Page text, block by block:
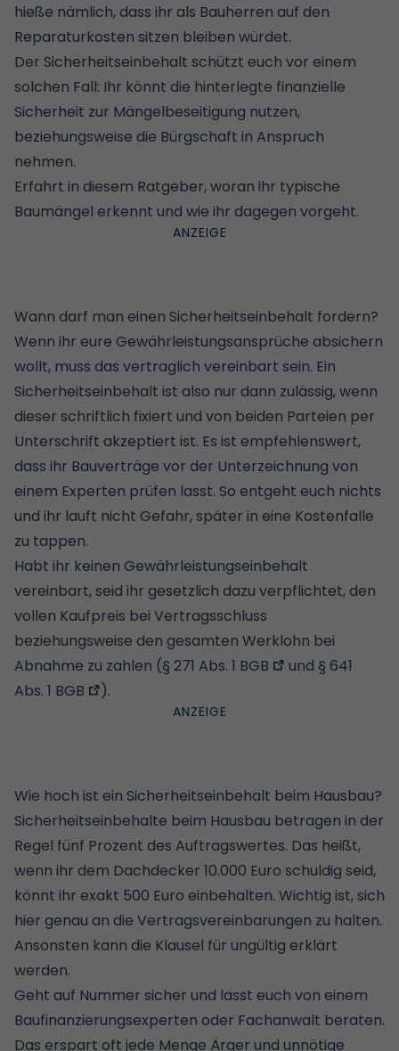
hieße nämlich, dass ihr als Bauherren auf den
Reparaturkosten sitzen bleiben würdet.
Der Sicherheitseinbehalt schützt euch vor einem
solchen Fall: Ihr könnt die hinterlegte finanzielle
Sicherheit zur Mängelbeseitigung nutzen,
beziehungsweise die Bürgschaft in Anspruch
nehmen.
Erfahrt in diesem Ratgeber,woran ihr typische
Baumängel erkennt und wie ihr dagegen vorgeht.
Wann darf man einen Sicherheitseinbehalt fordern?
Wenn ihr eure Gewährleistungsansprüche absichern
wollt, muss das vertraglich vereinbart sein. Ein
Sicherheitseinbehalt ist also nur dann zulässig, wenn
dieser schriftlich fixiert und von beiden Parteien per
Unterschrift akzeptiert ist. Es ist empfehlenswert,
dass ihr Bauverträge vor der Unterzeichnung von
einem Experten prüfen lasst. So entgeht euch nichts
und ihr lauft nicht Gefahr, später in eine Kostenfalle
zu tappen.
Habt ihr keinen Gewährleistungseinbehalt
vereinbart, seid ihr gesetzlich dazu verpflichtet, den
vollen Kaufpreis bei Vertragsschluss
beziehungsweise den gesamten Werklohn bei
Abnahme zu zahlen (§ 271 Abs. 1 BGB und § 641
Abs. 1 BGB
).
Wie hoch ist ein Sicherheitseinbehalt beim Hausbau?
Sicherheitseinbehalte beim Hausbau betragen in der
Regel fünf Prozent des Auftragswertes. Das heißt,
wenn ihr dem Dachdecker 10.000 Euro schuldig seid,
könnt ihr exakt 500 Euro einbehalten. Wichtig ist, sich
hier genau an die Vertragsvereinbarungen zu halten.
Ansonsten kann die Klausel für ungültig erklärt
werden.
Geht auf Nummer sicher und lasst euch von einem
Baufinanzierungsexperten oder Fachanwalt beraten.
Das erspart oft jede Menge Ärger und unnötige